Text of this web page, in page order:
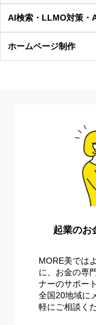
AI検索・LLMO対策・
ホームページ制作
起業のお
MORE美では
に、お金の専
ナーのサポー
全国20地域に
軽にご相談く